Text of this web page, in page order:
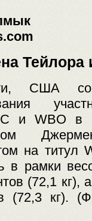
Тейлора
США
и WBO в
на титул
в рамки
(72,1 кг),
кг).